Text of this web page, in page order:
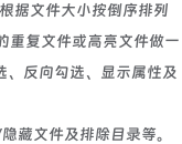
据文件大小按倒序排列
重复文件或高亮文件做一
反向勾选、显示属性及
藏文件及排除目录等。